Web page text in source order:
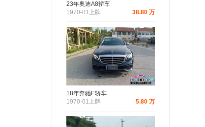
23年奥迪A8轿车
1970-01上牌
38.80 万
18年奔驰E轿车
1970-01上牌
5.80 万